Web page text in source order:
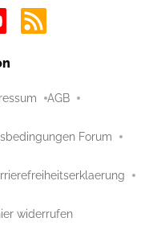
AGB
Forum
widerrufen